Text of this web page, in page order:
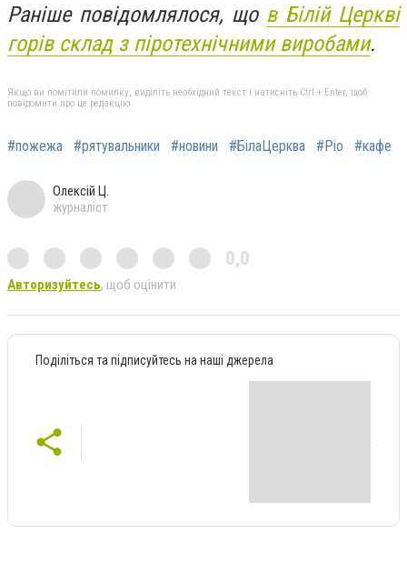
Раніше повідомлялося, що в Білій Церкві
горів склад з піротехнічними виробами.
Якщо ви помітили помилку, виділіть необхідний текст і натисніть Ctrl + Enter, щоб
повідомити про це редакцію
#пожежа #рятувальники #новини #БілаЦерква #Ріо #кафе
Олексій Ц.
журналіст
0,0
Авторизуйтесь, щоб оцінити
Поділіться та підписуйтесь на наші джерела